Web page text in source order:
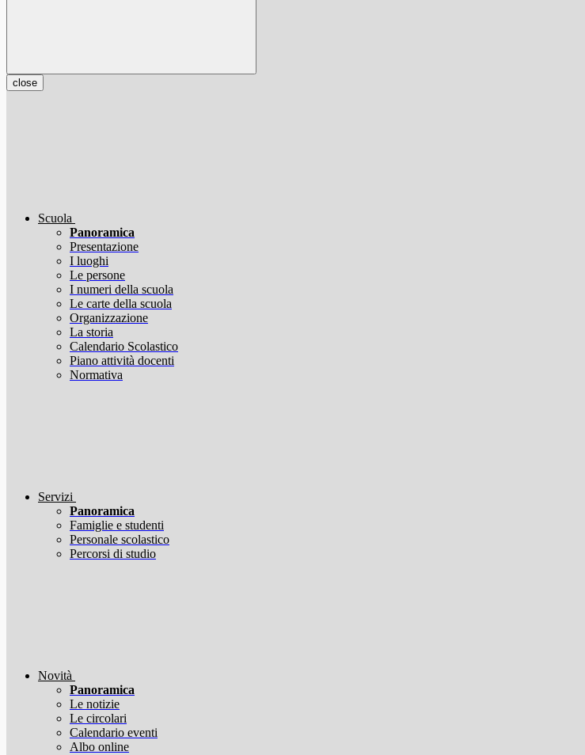
close
Scuola
Panoramica
Presentazione
I luoghi
Le persone
I numeri della scuola
Le carte della scuola
Organizzazione
La storia
Calendario Scolastico
Piano attività docenti
Normativa
Servizi
Panoramica
Famiglie e studenti
Personale scolastico
Percorsi di studio
Novità
Panoramica
Le notizie
Le circolari
Calendario eventi
Albo online